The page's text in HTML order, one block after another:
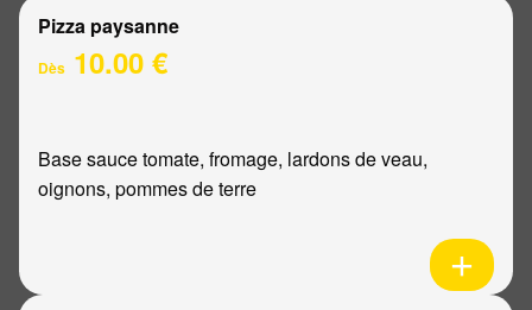
Pizza paysanne
Dès 10.00 €
Base sauce tomate, fromage, lardons de veau,
oignons, pommes de terre